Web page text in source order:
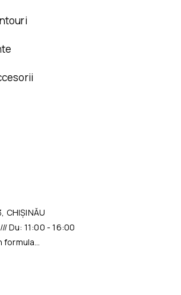
CHIȘINĂU
Du: 11:00 - 16:00
formula…